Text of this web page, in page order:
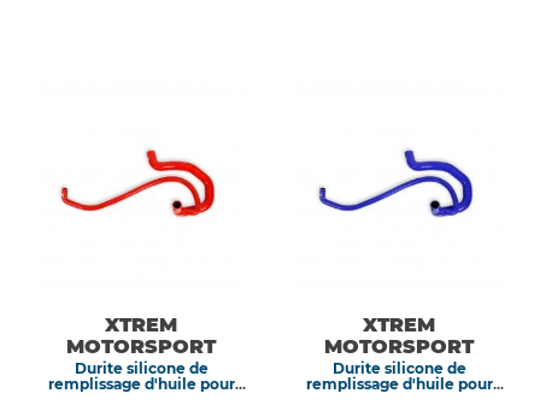
XTREM
MOTORSPORT
Durite silicone de
remplissage d'huile pour
XTREM
MOTORSPORT
Durite silicone de
remplissage d'huile pour